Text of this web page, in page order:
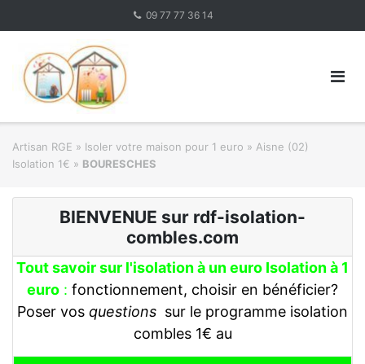
09 77 77 36 14
Artisan RGE » Isoler votre maison pour 1 euro » Aisne (02)
Isolation 1€ » BOURESCHES
BIENVENUE sur rdf-isolation-
combles.com
Tout savoir sur l'isolation à un euro Isolation à 1
euro : fonctionnement, choisir en bénéficier?
Poser vos questions sur le programme isolation
combles 1€ au